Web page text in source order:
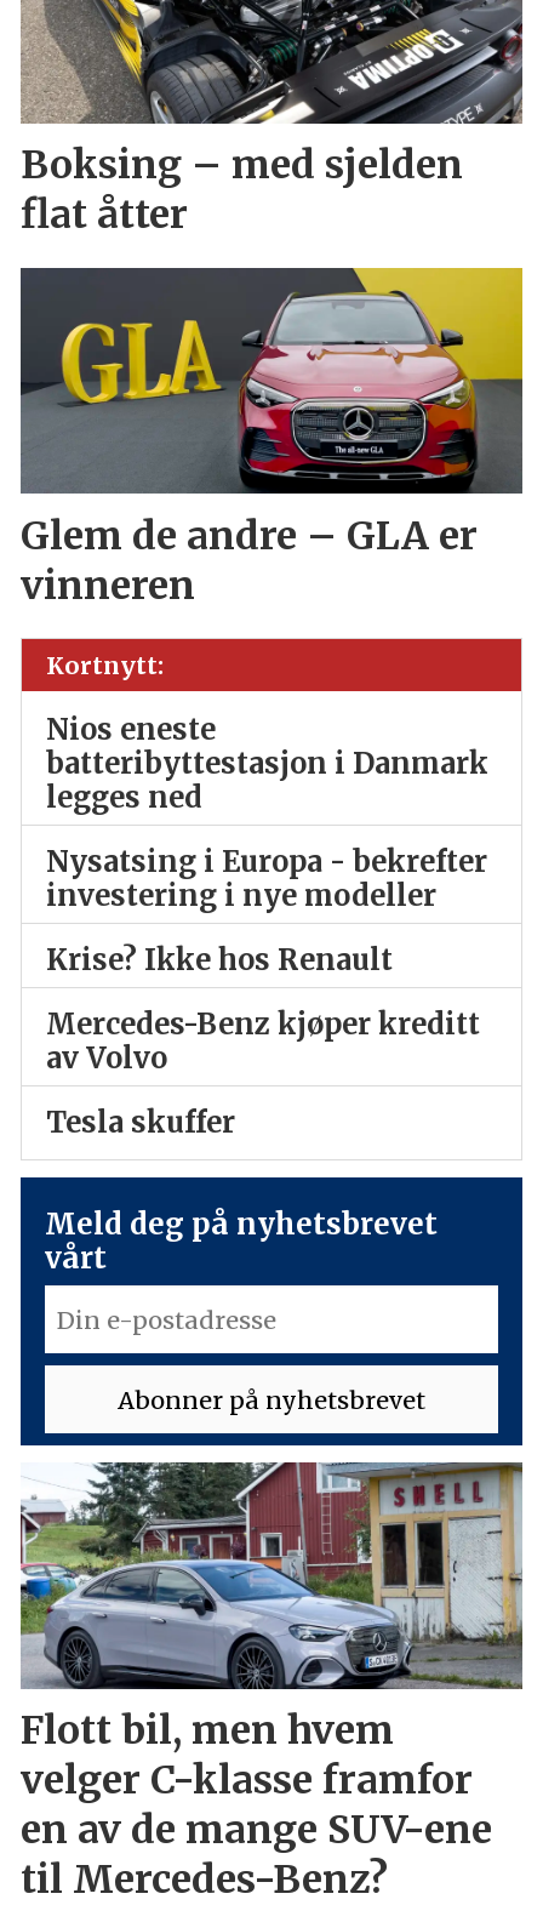
Boksing – med sjelden
flat åtter
Glem de andre – GLA er
vinneren
Kortnytt:
Nios eneste
batteribyttestasjon i Danmark
legges ned
Nysatsing i Europa - bekrefter
investering i nye modeller
Krise? Ikke hos Renault
Mercedes-Benz kjøper kreditt
av Volvo
Tesla skuffer
Meld deg på nyhetsbrevet
vårt
Flott bil, men hvem
velger C-klasse framfor
en av de mange SUV-ene
til Mercedes-Benz?